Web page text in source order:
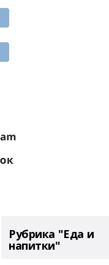
Рубрика "Еда и
напитки"